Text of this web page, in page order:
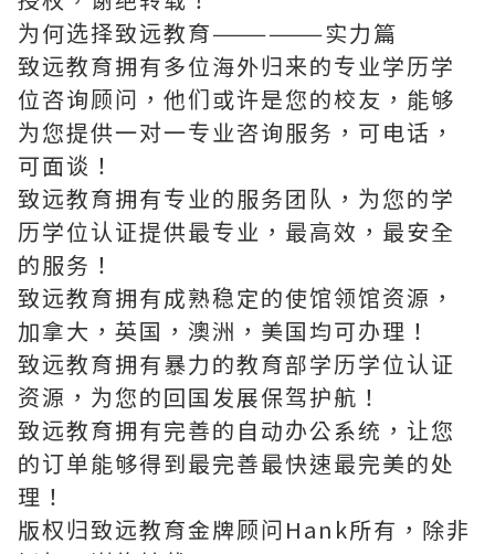
为何选择致远教育——————实力篇
致远教育拥有多位海外归来的专业学历学
位咨询顾问，他们或许是您的校友，能够
为您提供一对一专业咨询服务，可电话，
可面谈！
致远教育拥有专业的服务团队，为您的学
历学位认证提供最专业，最高效，最安全
的服务！
致远教育拥有成熟稳定的使馆领馆资源，
加拿大，英国，澳洲，美国均可办理！
致远教育拥有暴力的教育部学历学位认证
资源，为您的回国发展保驾护航！
致远教育拥有完善的自动办公系统，让您
的订单能够得到最完善最快速最完美的处
理！
版权归致远教育金牌顾问Hank所有，除非